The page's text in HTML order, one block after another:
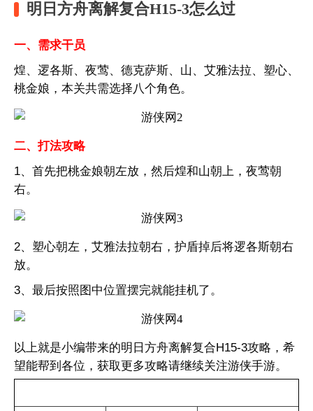
明日方舟离解复合H15-3怎么过
一、需求干员
煌、逻各斯、夜莺、德克萨斯、山、艾雅法拉、塑心、
桃金娘，本关共需选择八个角色。
二、打法攻略
1、首先把桃金娘朝左放，然后煌和山朝上，夜莺朝
右。
2、塑心朝左，艾雅法拉朝右，护盾掉后将逻各斯朝右
放。
3、最后按照图中位置摆完就能挂机了。
以上就是小编带来的明日方舟离解复合H15-3攻略，希
望能帮到各位，获取更多攻略请继续关注游侠手游。